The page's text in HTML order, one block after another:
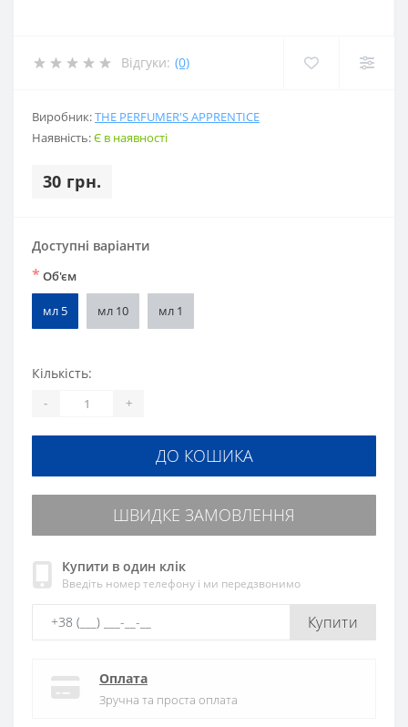
Відгуки: (0)
Виробник:THE PERFUMER'S APPRENTICE
Наявність:Є в наявності
30 грн.
Доступні варіанти
* Об'єм
мл 5 мл 10 мл 1
Кількість:
- +
ДО КОШИКА
ШВИДКЕ ЗАМОВЛЕННЯ
Купити в один клік
Введіть номер телефону і ми передзвонимо
Купити
Оплата
Зручна та проста оплата